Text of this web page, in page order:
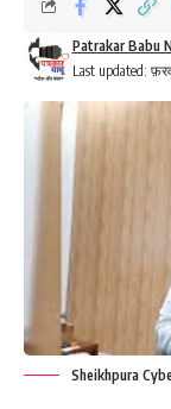
Last updated:
Patrakar Babu
Sheikhpura